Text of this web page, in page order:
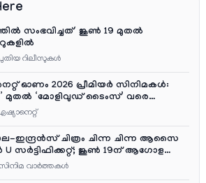
സംഭവിച്ചത്’ ജൂൺ 19 മുതൽ
റിലീസുകള്‍
ഓണം 2026 പ്രീമിയർ സിനിമകൾ:
3’ മുതൽ ‘മോളിവുഡ് ടൈംസ്’ വരെ
വിരുന്ന്
ഇന്ദ്രൻസ് ചിത്രം ചിന്ന ചിന്ന ആസൈ
U സർട്ടിഫിക്കറ്റ്; ജൂൺ 19ന് ആഗോള
വാര്‍ത്തകള്‍